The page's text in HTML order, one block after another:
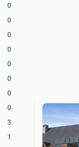
0
0
0
0
0
0
0
0
3
1